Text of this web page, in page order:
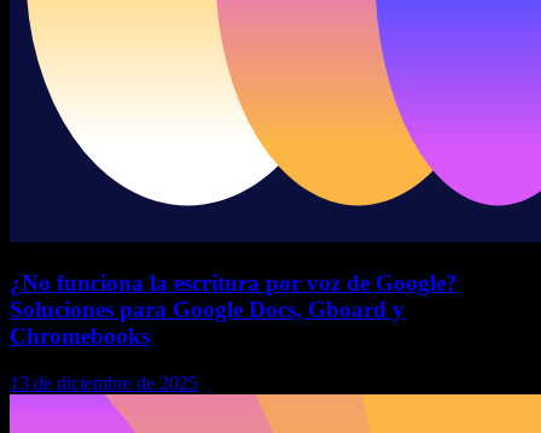
¿No funciona la escritura por voz de Google?
Soluciones para Google Docs, Gboard y
Chromebooks
13 de diciembre de 2025